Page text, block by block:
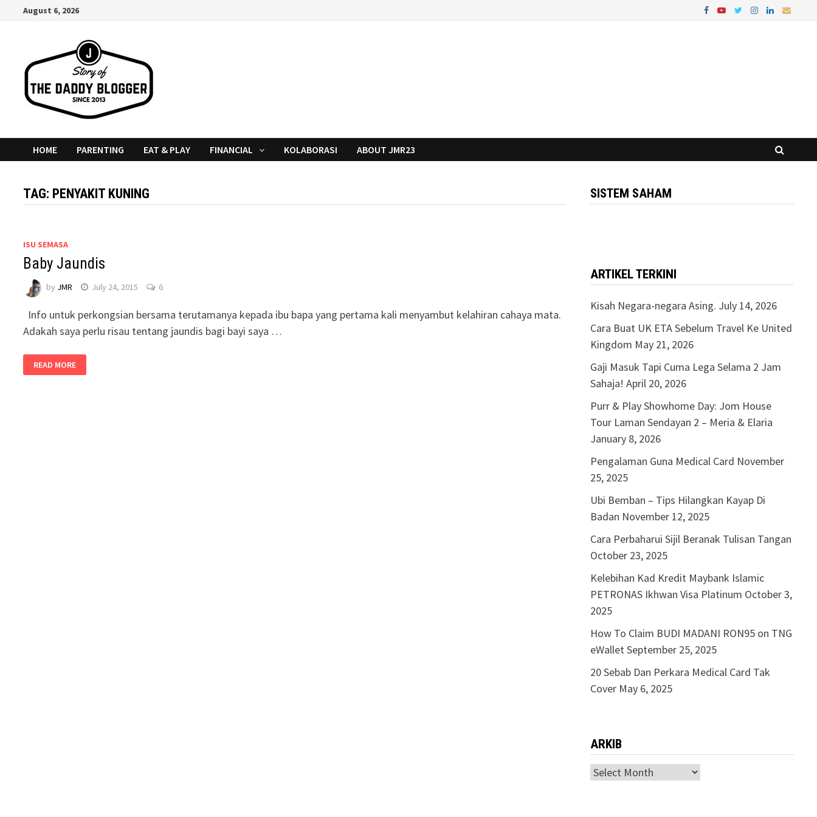
August 6, 2026
HOME PARENTING EAT & PLAY FINANCIAL KOLABORASI ABOUT JMR23
TAG: PENYAKIT KUNING
ISU SEMASA
Baby Jaundis
by JMR July 24, 2015 6
Info untuk perkongsian bersama terutamanya kepada ibu bapa yang pertama kali menyambut kelahiran cahaya mata.
Adakah saya perlu risau tentang jaundis bagi bayi saya …
READ MORE
SISTEM SAHAM
ARTIKEL TERKINI
Kisah Negara-negara Asing. July 14, 2026
Cara Buat UK ETA Sebelum Travel Ke United
Kingdom May 21, 2026
Gaji Masuk Tapi Cuma Lega Selama 2 Jam
Sahaja! April 20, 2026
Purr & Play Showhome Day: Jom House
Tour Laman Sendayan 2 – Meria & Elaria
January 8, 2026
Pengalaman Guna Medical Card November
25, 2025
Ubi Bemban – Tips Hilangkan Kayap Di
Badan November 12, 2025
Cara Perbaharui Sijil Beranak Tulisan Tangan
October 23, 2025
Kelebihan Kad Kredit Maybank Islamic
PETRONAS Ikhwan Visa Platinum October 3,
2025
How To Claim BUDI MADANI RON95 on TNG
eWalletSeptember 25, 2025
20 Sebab Dan Perkara Medical Card Tak
Cover May 6, 2025
ARKIB
ARKIB